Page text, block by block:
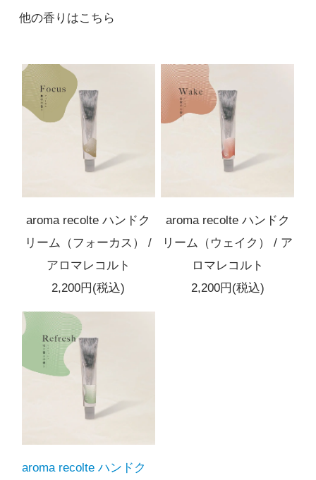
他の香りはこちら
aroma recolte ハンドク
リーム（フォーカス） /
アロマレコルト
2,200円(税込)
aroma recolte ハンドク
リーム（ウェイク） / ア
ロマレコルト
2,200円(税込)
aroma recolte ハンドク